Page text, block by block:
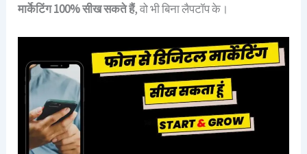
मार्केटिंग 100% सीख सकते हैं, वो भी बिना लैपटॉप के।